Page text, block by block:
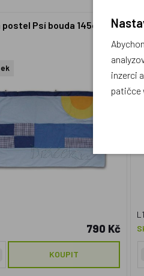
Psí bouda 145cm
790 Kč
KOUPIT
inzerci
patičce